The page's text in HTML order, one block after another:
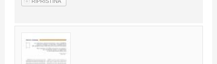
Suppliers of products and services